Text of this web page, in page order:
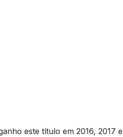
este título em 2016, 2017